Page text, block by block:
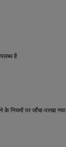
है
के नियमों पर जाँचा-परखा गया